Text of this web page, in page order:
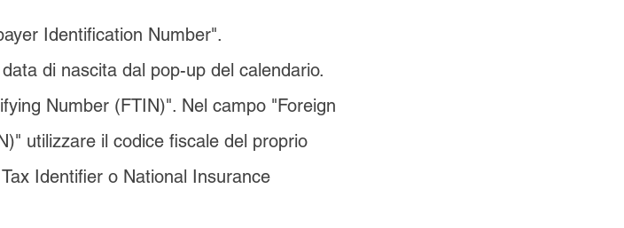
Identification Number".
di nascita dal pop-up del calendario.
Number (FTIN)". Nel campo "Foreign
utilizzare il codice fiscale del proprio
Identifier o National Insurance